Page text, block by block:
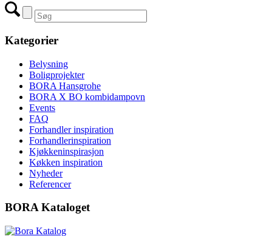
Kategorier
Belysning
Boligprojekter
BORA Hansgrohe
BORA X BO kombidampovn
Events
FAQ
Forhandler inspiration
Forhandlerinspiration
Kjøkkeninspirasjon
Køkken inspiration
Nyheder
Referencer
BORA Kataloget